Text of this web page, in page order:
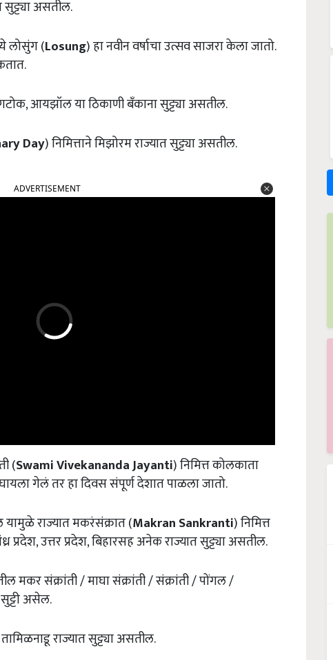
सुट्ट्या असतील.
लोसुंग (Losung) हा नवीन वर्षाचा उत्सव साजरा केला जातो.
आयझॉल या ठिकाणी बँकाना सुट्ट्या असतील.
Day) निमित्ताने मिझोरम राज्यात सुट्ट्या असतील.
(SwamiVivekananda Jayanti) निमित्त कोलकाता
गेलं तर हा दिवस संपूर्ण देशात पाळला जातो.
यामुळे राज्यात मकरंसंक्रात (Makran Sankranti) निमित्त
उत्तर प्रदेश, बिहारसह अनेक राज्यात सुट्ट्या असतील.
मकर संक्रांती / माघा संक्रांती / संक्रांती / पोंगल /
असेल.
राज्यात सुट्ट्या असतील.